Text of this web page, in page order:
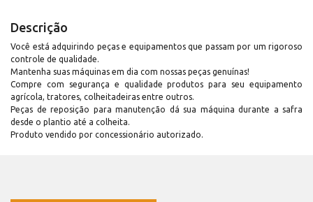
Descrição
Você está adquirindo peças e equipamentos que passam por um rigoroso
controle de qualidade.
Mantenha suas máquinas em dia com nossas peças genuínas!
Compre com segurança e qualidade produtos para seu equipamento
agrícola, tratores, colheitadeiras entre outros.
Peças de reposição para manutenção dá sua máquina durante a safra
desde o plantio até a colheita.
Produto vendido por concessionário autorizado.